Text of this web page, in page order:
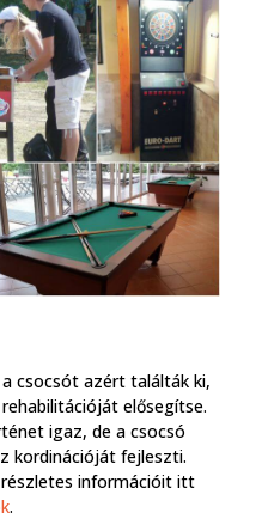
csocsót azért találták ki,
elősegítse.
igaz, de a csocsó
kordinációját fejleszti.
információit itt
.